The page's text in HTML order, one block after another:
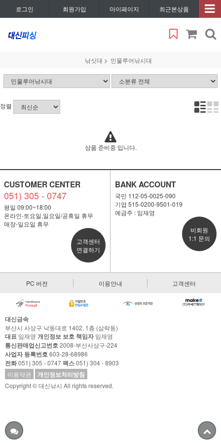
로그인 회원가입 마이페이지 최근본상품
낚싯대 민물루어낚시대
정렬
상품 준비중 입니다.
CUSTOMER CENTER
051) 305 - 0747
평일 09:00~18:00
온라인-토요일,일요일/공휴일 휴무
매장-일요일 휴무
고객센터
연결하기
BANK ACCOUNT
국민 112-05-0025-090
기업 515-0200-9501-019
예금주 : 임재영
비회원
1:1 문의
PC 버전 이용안내 고객센터
대신금속
부산시 사상구 낙동대로 1402, 1층 (삼락동)
대표 임재영 개인정보 보호 책임자임재영
통신판매업신고번호2008-부산사상구-224
사업자 등록번호603-28-68986
전화051) 305 - 0747팩스051) 304 - 8903
이용약관
개인정보처리방침
Copyright © 대신낚시 All rights reserved.